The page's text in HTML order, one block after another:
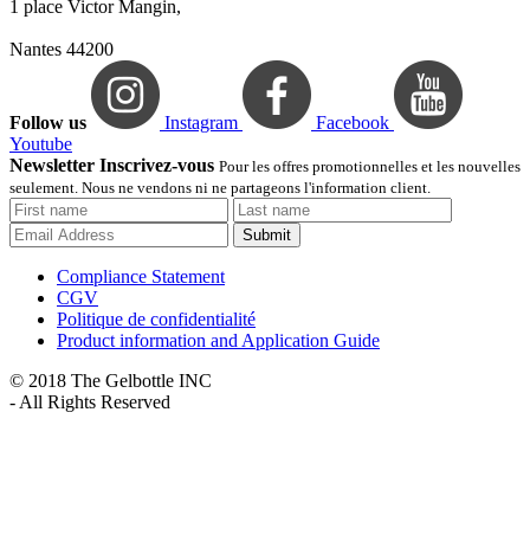
1 place Victor Mangin,
Nantes 44200
Follow us Instagram
Facebook
Youtube
Newsletter Inscrivez-vous Pour les offres promotionnelles et les nouvelles
seulement. Nous ne vendons ni ne partageons l'information client.
Submit
Compliance Statement
CGV
Politique de confidentialité
Product information and Application Guide
© 2018 The Gelbottle INC
- All Rights Reserved